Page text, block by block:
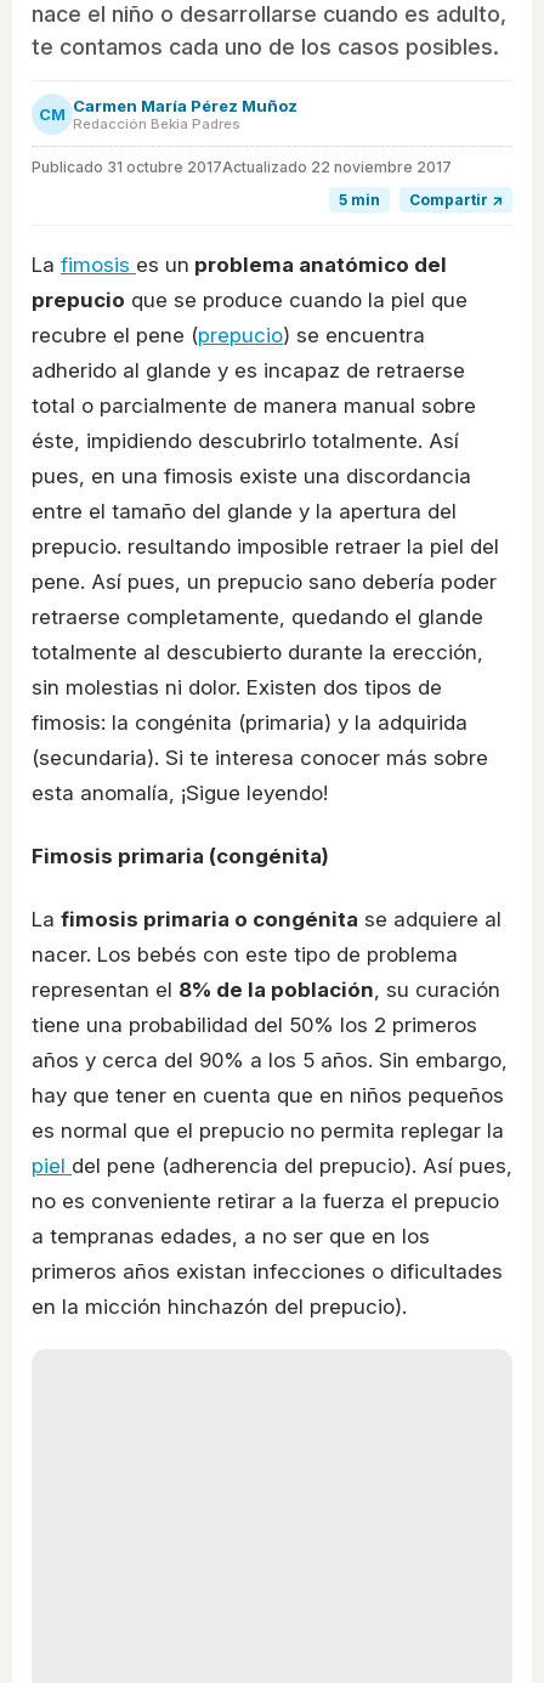
nace el niño o desarrollarse cuando es adulto,
te contamos cada uno de los casos posibles.
CM Carmen María Pérez Muñoz
Redacción Bekia Padres
Publicado 31 octubre 2017Actualizado 22 noviembre 2017
5 min
Compartir ↗
La fimosis es un problema anatómico del
prepucio que se produce cuando la piel que
recubre el pene (prepucio) se encuentra
adherido al glande y es incapaz de retraerse
total o parcialmente de manera manual sobre
éste, impidiendo descubrirlo totalmente. Así
pues, en una fimosis existe una discordancia
entre el tamaño del glande y la apertura del
prepucio. resultando imposible retraer la piel del
pene. Así pues, un prepucio sano debería poder
retraerse completamente, quedando el glande
totalmente al descubierto durante la erección,
sin molestias ni dolor. Existen dos tipos de
fimosis: la congénita (primaria) y la adquirida
(secundaria). Si te interesa conocer más sobre
esta anomalía, ¡Sigue leyendo!
Fimosis primaria (congénita)
La fimosis primaria o congénita se adquiere al
nacer. Los bebés con este tipo de problema
representan el 8% de la población , su curación
tiene una probabilidad del 50% los 2 primeros
años y cerca del 90% a los 5 años. Sin embargo,
hay que tener en cuenta que en niños pequeños
es normal que el prepucio no permita replegar la
piel del pene (adherencia del prepucio). Así pues,
no es conveniente retirar a la fuerza el prepucio
a tempranas edades, a no ser que en los
primeros años existan infecciones o dificultades
en la micción hinchazón del prepucio).